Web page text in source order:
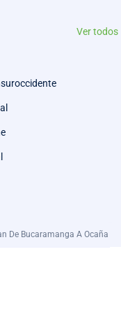
Ver todos
De Bucaramanga A Ocaña